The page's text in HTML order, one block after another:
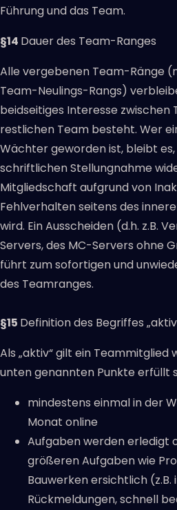
Führung und das Team.
§14 Dauer des Team-Ranges
Alle vergebenen Team-Ränge
Team-Neulings-Rangs)
beidseitiges Interesse
restlichen Team besteht. Wer
Wächter geworden ist, bleibt
schriftlichen Stellungnahme
Mitgliedschaft aufgrund von
Fehlverhalten seitens des
wird. Ein Ausscheiden (d.h. z.B.
Servers, des MC-Servers ohne
führt zum sofortigen und
des Teamranges.
§15 Definition des Begriffes
Als „aktiv“ gilt ein Teammitglied
unten genannten Punkte erfüllt
mindestens einmal in der
Monat online
Aufgaben werden erledigt
größeren Aufgaben wie
Bauwerken ersichtlich
Rückmeldungen, schnell